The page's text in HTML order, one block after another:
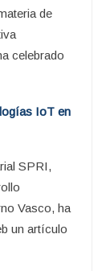
de
celebrado
IoT en
SPRI,
Vasco, ha
un artículo